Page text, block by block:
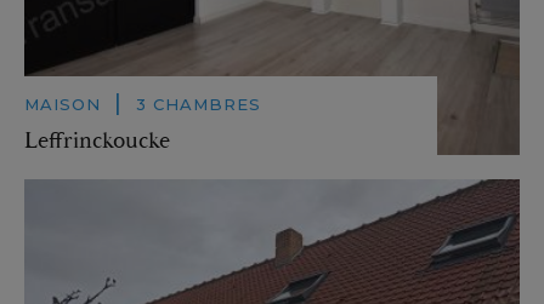
MAISON | 3 CHAMBRES
Leffrinckoucke